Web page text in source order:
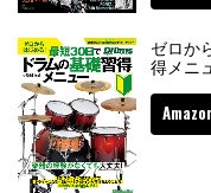
ゼロか
得メニ